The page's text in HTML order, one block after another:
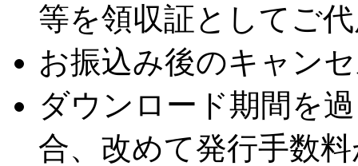
等を領収証としてご
お振込み後のキャン
ダウンロード期間を
合、改めて発行手数